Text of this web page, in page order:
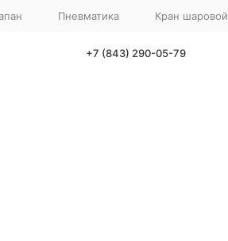
Пневматика Кран шаровой
+7 (843) 290-05-79